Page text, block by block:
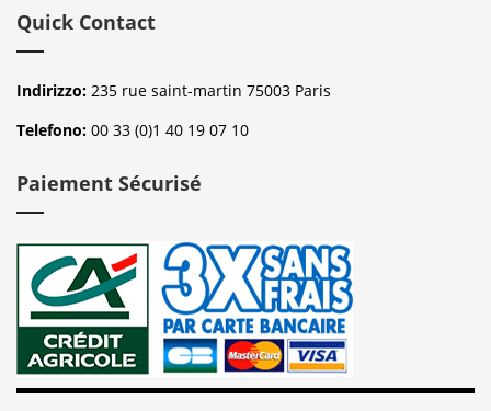
Quick Contact
Indirizzo: 235 rue saint-martin 75003 Paris
Telefono: 00 33 (0)1 40 19 07 10
Paiement Sécurisé